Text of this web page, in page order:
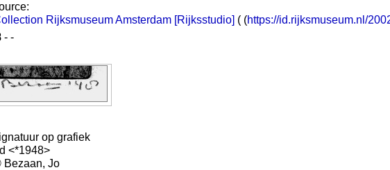
Rijksmuseum Amsterdam [Rijksstudio] ( (https://id.rijksmuseum.nl/
- -
op grafiek
<*1948>
Bezaan, Jo